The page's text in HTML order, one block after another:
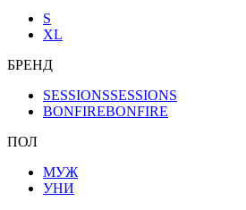
S
XL
БРЕНД
SESSIONSSESSIONS
BONFIREBONFIRE
ПОЛ
МУЖ
УНИ